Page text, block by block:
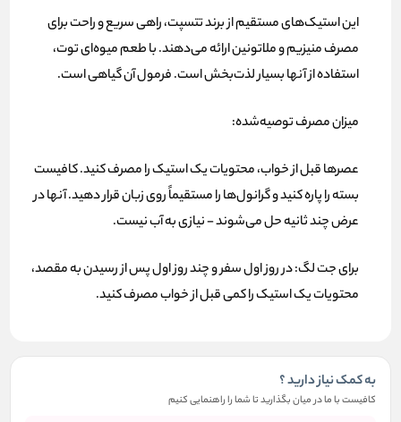
این استیک‌های مستقیم از برند تتسپت، راهی سریع و راحت برای
مصرف منیزیم و ملاتونین ارائه می‌دهند. با طعم میوه‌ای توت،
استفاده از آنها بسیار لذت‌بخش است. فرمول آن گیاهی است.
میزان مصرف توصیه‌شده:
عصرها قبل از خواب، محتویات یک استیک را مصرف کنید. کافیست
بسته را پاره کنید و گرانول‌ها را مستقیماً روی زبان قرار دهید. آنها در
عرض چند ثانیه حل می‌شوند - نیازی به آب نیست.
برای جت لگ: در روز اول سفر و چند روز اول پس از رسیدن به مقصد،
محتویات یک استیک را کمی قبل از خواب مصرف کنید.
به کمک نیاز دارید ؟
کافیست با ما در میان بگذارید تا شما را راهنمایی کنیم